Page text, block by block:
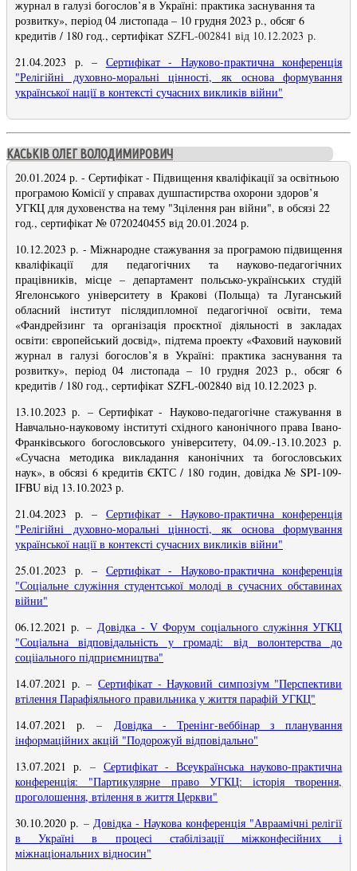
журнал в галузі богослов’я в Україні: практика заснування та
розвитку», період 04 листопада – 10 грудня 2023 р., обсяг 6
кредитів / 180 год., сертифікат SZFL-002841 від 10.12.2023 р.
21.04.2023 р. – Сертифікат - Науково-практична конференція
"Релігійні духовно-моральні цінності, як основа формування
української нації в контексті сучасних викликів війни"
КАСЬКІВ ОЛЕГ ВОЛОДИМИРОВИЧ
20.01.2024 р. - Сертифікат - Підвищення кваліфікації за освітньою
програмою Комісії у справах душпастирства охорони здоров’я
УГКЦ для духовенства на тему "Зцілення ран війни", в обсязі 22
год., сертифікат № 0720240455 від 20.01.2024 р.
10.12.2023 р. - Міжнародне стажування за програмою підвищення
кваліфікації для педагогічних та науково-педагогічних
працівників, місце – департамент польсько-українських студій
Ягелонського університету в Кракові (Польща) та Луганський
обласний інститут післядипломної педагогічної освіти, тема
«Фандрейзинг та організація проєктної діяльності в закладах
освіти: європейський досвід», підтема проекту «Фаховий науковий
журнал в галузі богослов’я в Україні: практика заснування та
розвитку», період 04 листопада – 10 грудня 2023 р., обсяг 6
кредитів / 180 год., сертифікат SZFL-002840 від 10.12.2023 р.
13.10.2023 р. – Сертифікат - Науково-педагогічне стажування в
Навчально-науковому інституті східного канонічного права Івано-
Франківського богословського університету, 04.09.-13.10.2023 р.
«Сучасна методика викладання канонічних та богословських
наук», в обсязі 6 кредитів ЄКТС / 180 годин, довідка № SPI-109-
IFBU від 13.10.2023 р.
21.04.2023 р.– Сертифікат - Науково-практична конференція
"Релігійні духовно-моральні цінності, як основа формування
української нації в контексті сучасних викликів війни"
25.01.2023 р. – Сертифікат - Науково-практична конференція
"Соціальне служіння студентської молоді в сучасних обставинах
війни"
06.12.2021 р. – Довідка - V Форум соціального служіння УГКЦ
"Соціальна відповідальність у громаді: від волонтерства до
соцііального підприємництва"
14.07.2021 р.– Сертифікат - Науковий симпозіум "Перспективи
втілення Парафіяльного правильника у життя парафій УГКЦ"
14.07.2021 р.–
Довідка - Тренінг-веббінар з планування
інформаційних акцій "Подорожуй відповідально"
13.07.2021 р. – Сертифікат - Всеукраїнська науково-практична
конференція: "Партикулярне право УГКЦ: історія творення,
проголошення, втілення в життя Церкви"
30.10.2020 р. – Довідка - Наукова конференція "Авраамічні релігії
в Україні в процесі стабілізації міжконфесійних і
міжнаціональних відносин"